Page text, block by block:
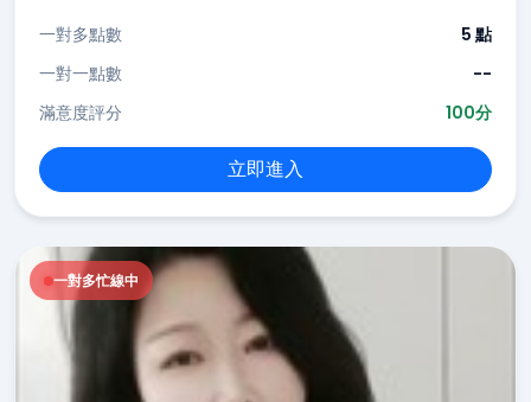
一對多點數
5 點
一對一點數
--
滿意度評分
100分
立即進入
一對多忙線中